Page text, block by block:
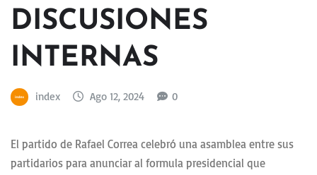
DISCUSIONES
INTERNAS
index Ago 12, 2024 0
El partido de Rafael Correa celebró una asamblea entre sus
partidarios para anunciar al formula presidencial que